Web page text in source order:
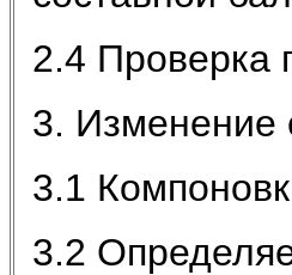
2.4 Проверка
3. Изменение
3.1
3.2